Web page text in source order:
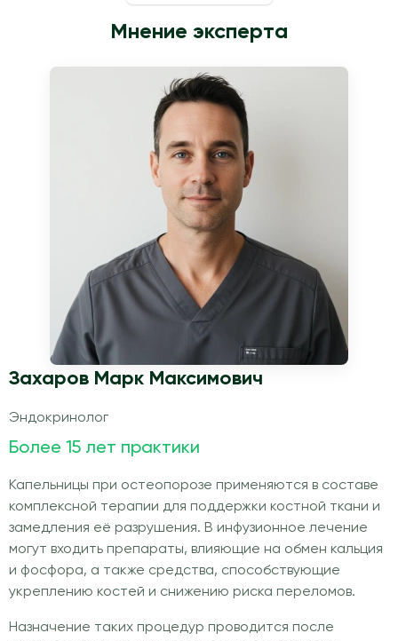
Мнение эксперта
Захаров Марк Максимович
Эндокринолог
Более 15 лет практики
Капельницы при остеопорозе применяются в составе
комплексной терапии для поддержки костной ткани и
замедления её разрушения. В инфузионное лечение
могут входить препараты, влияющие на обмен кальция
и фосфора, а также средства, способствующие
укреплению костей и снижению риска переломов.
Назначение таких процедур проводится после